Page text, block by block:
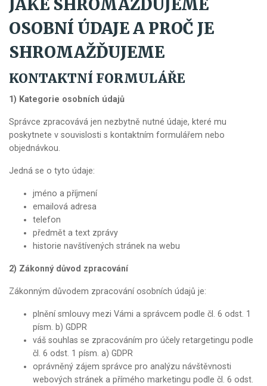
JAKÉ SHROMAŽĎUJEME
OSOBNÍ ÚDAJE A PROČ JE
SHROMAŽĎUJEME
KONTAKTNÍ FORMULÁŘE
1) Kategorie osobních údajů
Správce zpracovává jen nezbytně nutné údaje, které mu
poskytnete v souvislosti s kontaktním formulářem nebo
objednávkou.
Jedná se o tyto údaje:
jméno a příjmení
emailová adresa
telefon
předmět a text zprávy
historie navštívených stránek na webu
2) Zákonný důvod zpracování
Zákonným důvodem zpracování osobních údajů je:
plnění smlouvy mezi Vámi a správcem podle čl. 6 odst. 1
písm. b) GDPR
váš souhlas se zpracováním pro účely retargetingu podle
čl. 6 odst. 1 písm. a) GDPR
oprávněný zájem správce pro analýzu návštěvnosti
webových stránek a přímého marketingu podle čl. 6 odst.